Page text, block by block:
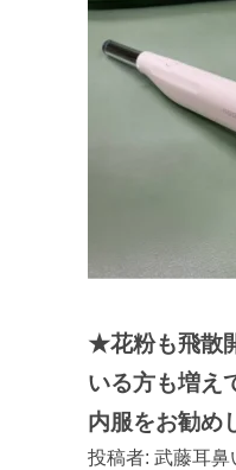
★花粉も飛散
いる方も増え
内服をお勧め
投稿者: 武藤耳鼻